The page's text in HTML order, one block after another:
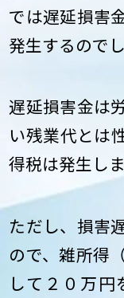
では遅延損害
発生するので
遅延損害金は
い残業代とは
得税は発生し
ただし、損害
ので、雑所得
して２０万